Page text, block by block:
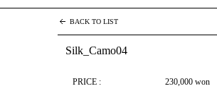
BACK TO LIST
Silk_Camo04
PRICE : 230,000 won